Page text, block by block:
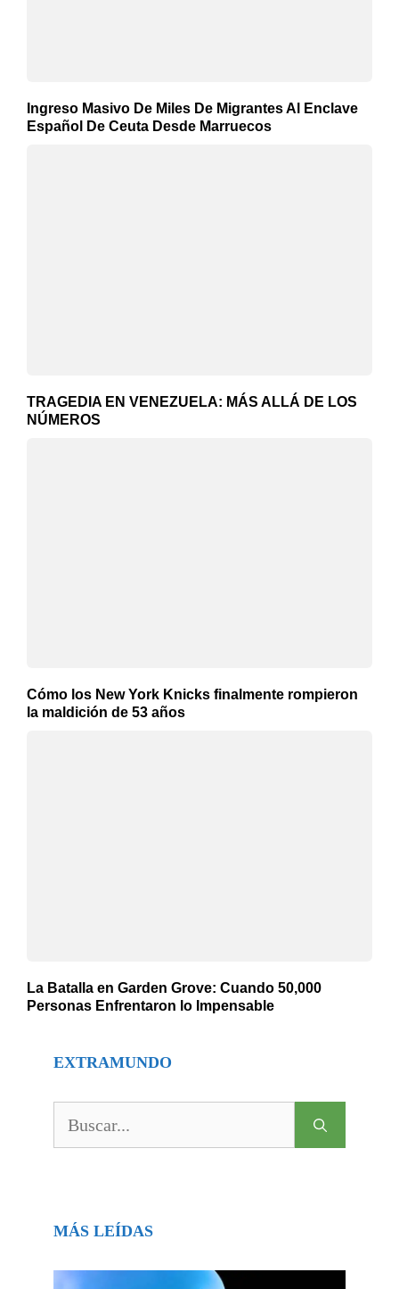
Ingreso Masivo De Miles De Migrantes Al Enclave
Español De Ceuta Desde Marruecos
TRAGEDIA EN VENEZUELA: MÁS ALLÁ DE LOS
NÚMEROS
Cómo los New York Knicks finalmente rompieron
la maldición de 53 años
La Batalla en Garden Grove: Cuando 50,000
Personas Enfrentaron lo Impensable
EXTRAMUNDO
MÁS LEÍDAS